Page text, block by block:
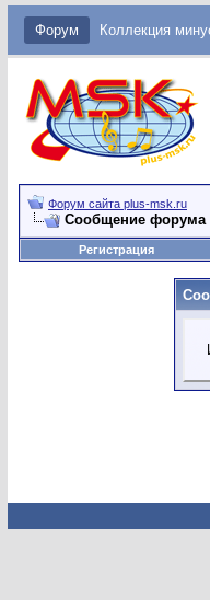
Форум Коллекция
Форум сайта plus-msk.ru
Сообщение форума
Регистрация